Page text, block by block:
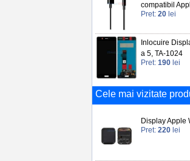
compatibil
Pret: 20 lei
Inlocuire
a 5, TA-1024
Pret: 190 lei
Cele mai vizitate
Display Apple
Pret: 220 lei